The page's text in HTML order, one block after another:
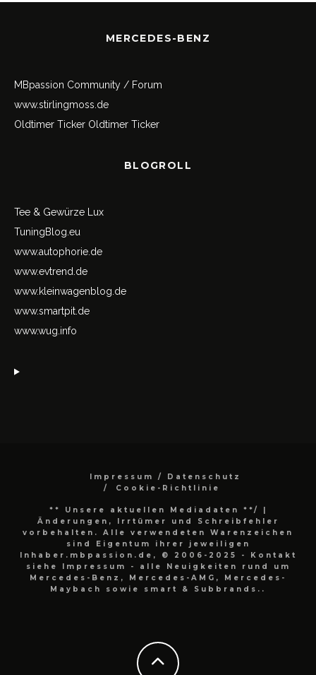
MERCEDES-BENZ
MBpassion Community / Forum
www.stirlingmoss.de
Oldtimer Ticker Oldtimer Ticker
BLOGROLL
Tee & Gewürze Lux
TuningBlog.eu
www.autophorie.de
www.evtrend.de
www.kleinwagenblog.de
www.smartpit.de
www.wug.info
Impressum / Datenschutz
Cookie-Richtlinie
** Unsere aktuellen Mediadaten **/
|
Änderungen, Irrtümer und Schreibfehler
vorbehalten. Alle verwendeten Warenzeichen
sind Eigentum ihrer jeweiligen
Inhaber.mbpassion.de, © 2006-2025 - Kontakt
siehe Impressum - alle Neuigkeiten rund um
Mercedes-Benz, Mercedes-AMG, Mercedes-
Maybach sowie smart & Subbrands..